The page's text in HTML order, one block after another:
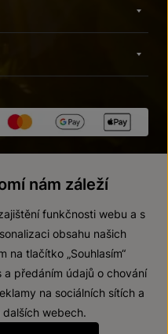
a. s.
nám záleží
funkčnosti webu a s
obsahu našich
na tlačítko „Souhlasím“
předáním údajů o chování
na sociálních sítích a
webech.